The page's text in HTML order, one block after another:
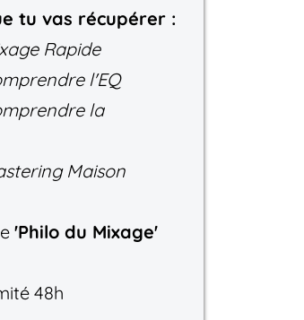
tu vas récupérer :
Rapide
l'EQ
la
Maison
'Philo du Mixage'
48h